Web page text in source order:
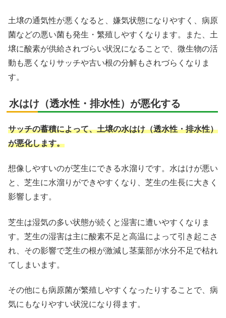
土壌の通気性が悪くなると、嫌気状態になりやすく、病原
菌などの悪い菌も発生・繁殖しやすくなります。また、土
壌に酸素が供給されづらい状況になることで、微生物の活
動も悪くなりサッチや古い根の分解もされづらくなりま
す。
水はけ（透水性・排水性）が悪化する
サッチの蓄積によって、土壌の水はけ（透水性・排水性）
が悪化します。
想像しやすいのが芝生にできる水溜りです。水はけが悪い
と、芝生に水溜りができやすくなり、芝生の生長に大きく
影響します。
芝生は湿気の多い状態が続くと湿害に遭いやすくなりま
す。芝生の湿害は主に酸素不足と高温によって引き起こさ
れ、その影響で芝生の根が激減し茎葉部が水分不足で枯れ
てしまいます。
その他にも病原菌が繁殖しやすくなったりすることで、病
気にもなりやすい状況になり得ます。